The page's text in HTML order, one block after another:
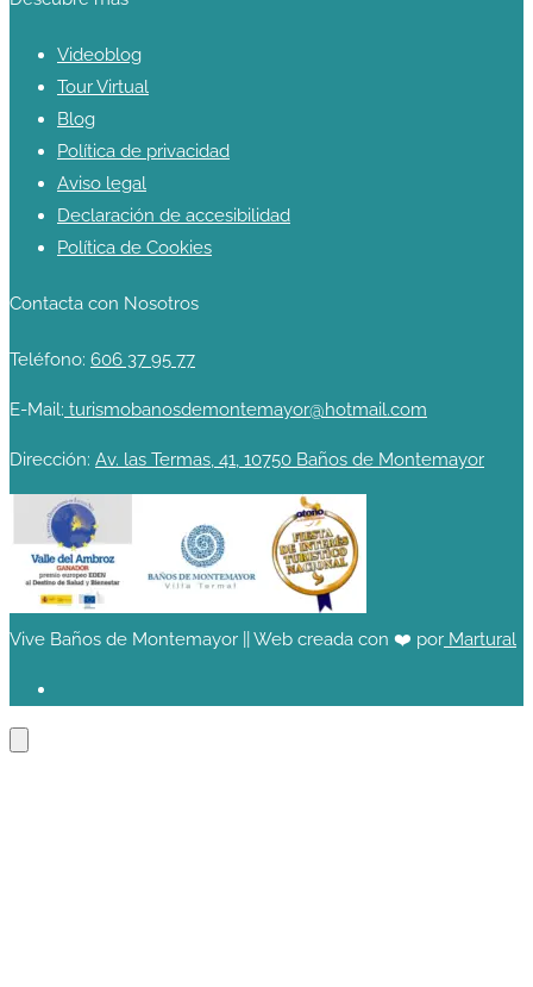
Videoblog
Tour Virtual
Blog
Política de privacidad
Aviso legal
Declaración de accesibilidad
Política de Cookies
Contacta con Nosotros
Teléfono: 606 37 95 77
E-Mail: turismobanosdemontemayor@hotmail.com
Dirección: Av. las Termas, 41, 10750 Baños de Montemayor
Vive Baños de Montemayor || Web creada con ❤️ por Martural